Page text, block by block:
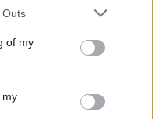
Outs
of my
my